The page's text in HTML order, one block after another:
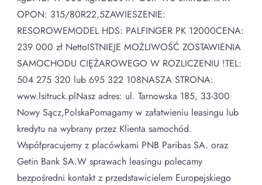
OPON: 315/80R22,5ZAWIESZENIE:
RESOROWEMODEL HDS: PALFINGER PK 12000CENA:
239 000 zł NettoISTNIEJE MOŻLIWOŚĆ ZOSTAWIENIA
SAMOCHODU CIĘŻAROWEGO W ROZLICZENIU !TEL:
504 275 320 lub 695 322 108NASZA STRONA:
www.lsitruck.plNasz adres: ul. Tarnowska 185, 33-300
Nowy Sącz,PolskaPomagamy w załatwieniu leasingu lub
kredytu na wybrany przez Klienta samochód.
Współpracujemy z placówkami PNB Paribas SA. oraz
Getin Bank SA.W sprawach leasingu polecamy
bezpośredni kontakt z przedstawicielem Europejskiego